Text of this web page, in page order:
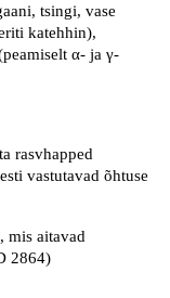
tsingi, vase
katehhin),
α- ja γ-
rasvhapped
vastutavad õhtuse
mis aitavad
2864)